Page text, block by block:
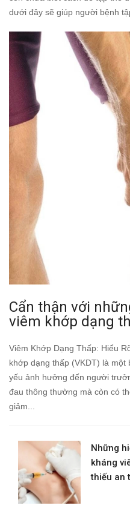
dưới đây sẽ giúp người bệnh
Cẩn thận với
viêm khớp dạng
Viêm Khớp Dạng Thấp: Hiểu
khớp dạng thấp (VKDT) là
yếu ảnh hưởng đến người
đau thông thường mà còn có
giảm...
Những
kháng
thiếu an